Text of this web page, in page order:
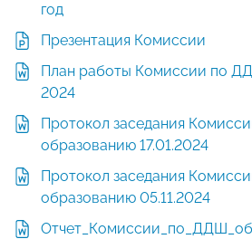
год
Презентация Комиссии
План работы Комиссии по
2024
Протокол заседания
образованию 17.01.2024
Протокол заседания
образованию 05.11.2024